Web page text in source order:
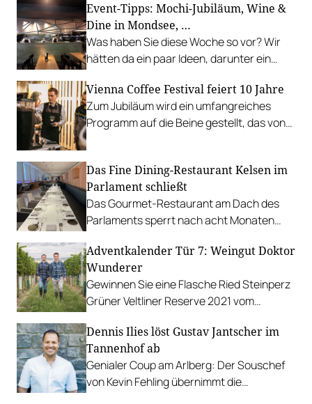
Event-Tipps: Mochi-Jubiläum, Wine &
Dine in Mondsee, …
Was haben Sie diese Woche so vor? Wir
hätten da ein paar Ideen, darunter ein
Geburtstag und Sautanz in der R&Bar mit
Weinbegleitung.
Vienna Coffee Festival feiert 10 Jahre
Zum Jubiläum wird ein umfangreiches
Programm auf die Beine gestellt, das von
Das Fine Dining-Restaurant Kelsen im
Parlament schließt
Das Gourmet-Restaurant am Dach des
Parlaments sperrt nach acht Monaten
bleiben erhalten.
Adventkalender Tür 7: Weingut Doktor
Wunderer
Gewinnen Sie eine Flasche Ried Steinperz
Grüner Veltliner Reserve 2021 vom
Dennis Ilies löst Gustav Jantscher im
Tannenhof ab
Genialer Coup am Arlberg: Der Souschef
von Kevin Fehling übernimmt die